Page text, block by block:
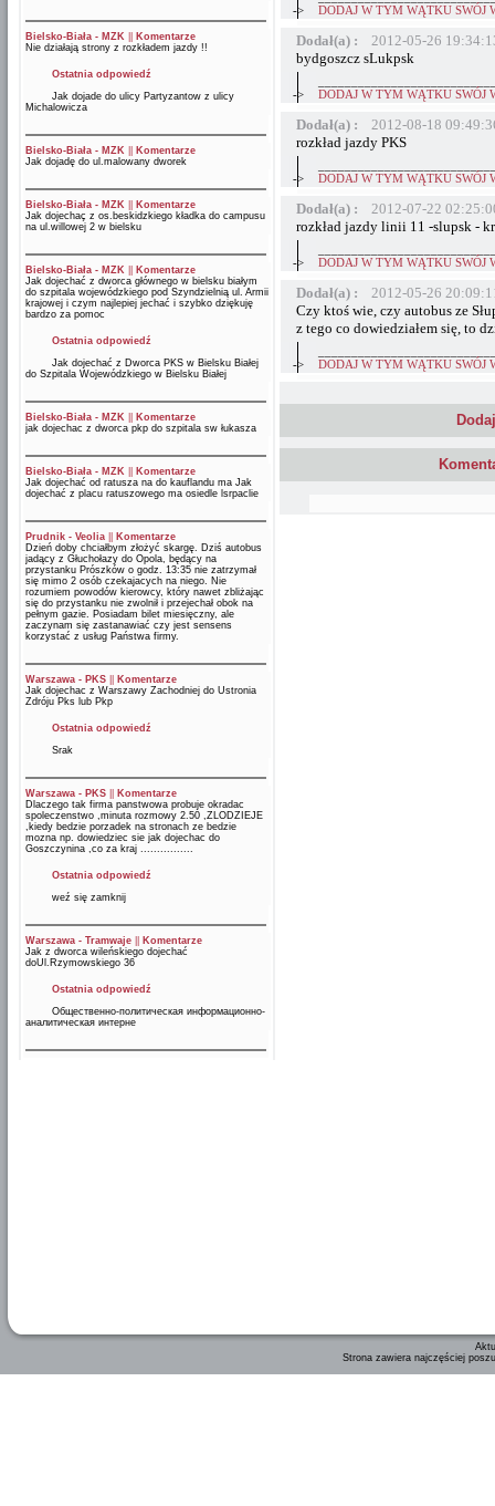
Bielsko-Biała - MZK
Komentarze
Nie działają strony z rozkładem jazdy !!
Ostatnia odpowiedź
Jak dojade do ulicy Partyzantow z ulicy
Michalowicza
Bielsko-Biała - MZK
Komentarze
Jak dojadę do ul.malowany dworek
Bielsko-Biała - MZK
Komentarze
Jak dojechaç z os.beskidzkiego kładka do campusu
na ul.willowej 2 w bielsku
Bielsko-Biała - MZK
Komentarze
Jak dojechać z dworca głównego w bielsku białym
do szpitala wojewódzkiego pod Szyndzielnią ul. Armii
krajowej i czym najlepiej jechać i szybko dziękuję
bardzo za pomoc
Ostatnia odpowiedź
Jak dojechać z Dworca PKS w Bielsku Białej
do Szpitala Wojewódzkiego w Bielsku Białej
Bielsko-Biała - MZK
Komentarze
jak dojechac z dworca pkp do szpitala sw łukasza
Bielsko-Biała - MZK
Komentarze
Jak dojechać od ratusza na do kauflandu ma Jak
dojechać z placu ratuszowego ma osiedle lsrpaclie
Prudnik - Veolia
Komentarze
Dzień doby chciałbym złożyć skargę. Dziś autobus
jadący z Głuchołazy do Opola, będący na
przystanku Prószków o godz. 13:35 nie zatrzymał
się mimo 2 osób czekajacych na niego. Nie
rozumiem powodów kierowcy, który nawet zbliżając
się do przystanku nie zwolnił i przejechał obok na
pełnym gazie. Posiadam bilet miesięczny, ale
zaczynam się zastanawiać czy jest sensens
korzystać z usług Państwa firmy.
Warszawa - PKS
Komentarze
Jak dojechac z Warszawy Zachodniej do Ustronia
Zdróju Pks lub Pkp
Ostatnia odpowiedź
Srak
Warszawa - PKS
Komentarze
Dlaczego tak firma panstwowa probuje okradac
spoleczenstwo ,minuta rozmowy 2.50 ,ZLODZIEJE
,kiedy bedzie porzadek na stronach ze bedzie
mozna np. dowiedziec sie jak dojechac do
Goszczynina ,co za kraj ................
Ostatnia odpowiedź
weź się zamknij
Warszawa - Tramwaje
Komentarze
Jak z dworca wileńskiego dojechać
doUl.Rzymowskiego 36
Ostatnia odpowiedź
Общественно-политическая информационно-
аналитическая интерне
->
DODAJ W TYM WĄTKU SWÓJ
Dodał(a) :
2012-05-26
bydgoszcz sLukpsk
->
DODAJ W TYM WĄTKU SWÓJ
Dodał(a) :
2012-08-18
rozkład jazdy PKS
->
DODAJ W TYM WĄTKU SWÓJ
Dodał(a) :
2012-07-22
rozkład jazdy linii 11 -slupsk -
->
DODAJ W TYM WĄTKU SWÓJ
Dodał(a) :
2012-05-26
Czy ktoś wie, czy autobus ze
z tego co dowiedziałem się, to
->
DODAJ W TYM WĄTKU SWÓJ
Strona zawiera najczęściej